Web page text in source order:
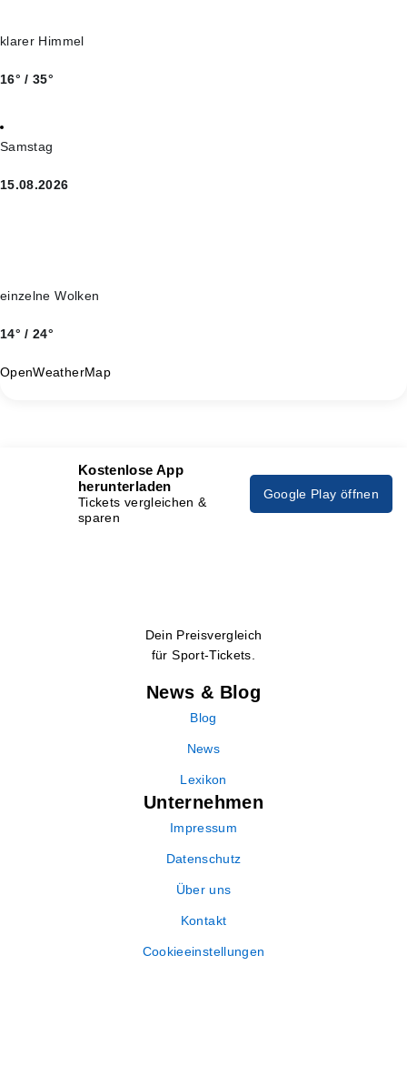
klarer Himmel
16° / 35°
Samstag
15.08.2026
einzelne Wolken
14° / 24°
OpenWeatherMap
Kostenlose App
herunterladen
Tickets vergleichen &
sparen
Google Play öffnen
Dein Preisvergleich
für Sport-Tickets.
News & Blog
Blog
News
Lexikon
Unternehmen
Impressum
Datenschutz
Über uns
Kontakt
Cookieeinstellungen